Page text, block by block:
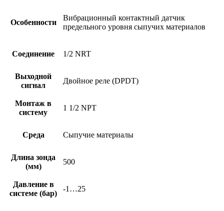
Особенности
Вибрационный контактный датчик
предельного уровня сыпучих материалов
Соединение 1/2 NRT
Выходной
сигнал
Двойное реле (DPDT)
Монтаж в
систему
1 1/2 NPT
Среда Сыпучие материалы
Длина зонда
(мм)
500
Давление в
системе (бар)
-1…25